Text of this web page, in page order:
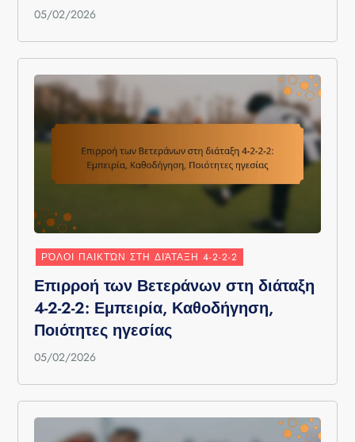
05/02/2026
ΡΌΛΟΙ ΠΑΙΚΤΏΝ ΣΤΗ ΔΙΆΤΑΞΗ 4-2-2-2
Επιρροή των Βετεράνων στη διάταξη
4-2-2-2: Εμπειρία, Καθοδήγηση,
Ποιότητες ηγεσίας
05/02/2026